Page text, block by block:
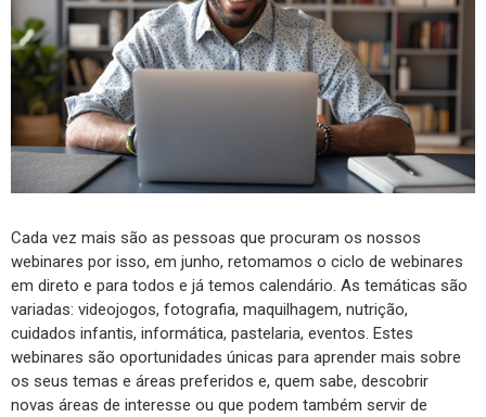
Cada vez mais são as pessoas que procuram os nossos
webinares por isso, em junho, retomamos o ciclo de webinares
em direto e para todos e já temos calendário. As temáticas são
variadas: videojogos, fotografia, maquilhagem, nutrição,
cuidados infantis, informática, pastelaria, eventos. Estes
webinares são oportunidades únicas para aprender mais sobre
os seus temas e áreas preferidos e, quem sabe, descobrir
novas áreas de interesse ou que podem também servir de